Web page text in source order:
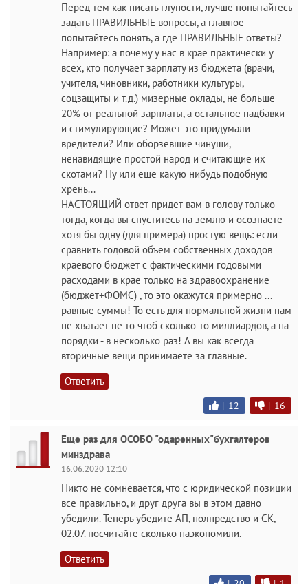
Перед тем как писать глупости, лучше попытайтесь
задать ПРАВИЛЬНЫЕ вопросы, а главное -
попытайтесь понять, а где ПРАВИЛЬНЫЕ ответы?
Например: а почему у нас в крае практически у
всех, кто получает зарплату из бюджета (врачи,
учителя, чиновники, работники культуры,
соцзащиты и т.д.) мизерные оклады, не больше
20% от реальной зарплаты, а остальное надбавки
и стимулирующие? Может это придумали
вредители? Или оборзевшие чинуши,
ненавидящие простой народ и считающие их
скотами? Ну или ещё какую нибудь подобную
хрень...
НАСТОЯЩИЙ ответ придет вам в голову только
тогда, когда вы спуститесь на землю и осознаете
хотя бы одну (для примера) простую вещь: если
сравнить годовой объем собственных доходов
краевого бюджет с фактическими годовыми
расходами в крае только на здравоохранение
(бюджет+ФОМС) , то это окажутся примерно ...
равные суммы! То есть для нормальной жизни нам
не хватает не то чтоб сколько-то миллиардов, а на
порядки - в несколько раз! А вы как всегда
вторичные вещи принимаете за главные.
Ответить
| 12 | 16
Еще раз для ОСОБО "одаренных"бухгалтеров
минздрава
16.06.2020 12:10
Никто не сомневается, что с юридической позиции
все правильно, и друг друга вы в этом давно
убедили. Теперь убедите АП, полпредство и СК,
02.07. посчитайте сколько наэкономили.
Ответить